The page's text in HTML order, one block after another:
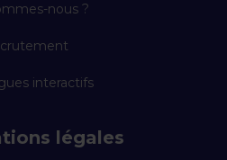
nous ?
interactifs
légales